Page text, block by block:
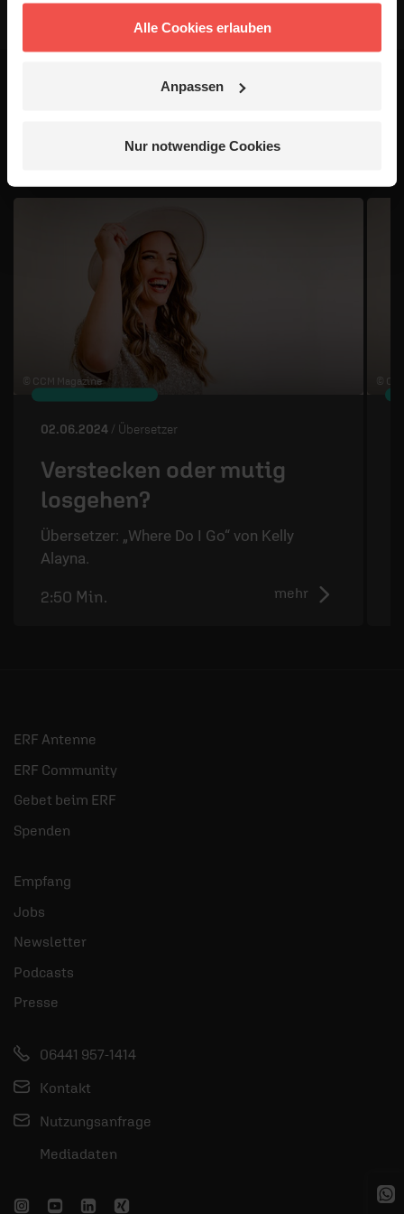
Alle Cookies erlauben
Anpassen
Nur notwendige Cookies
interessieren
© CCM Magazine
02.06.2024 / Übersetzer
Verstecken oder mutig
losgehen?
Übersetzer: „Where Do I Go“ von Kelly
Alayna.
mehr
2:50 Min.
©
ERF Antenne
ERF Community
Gebet beim ERF
Spenden
Empfang
Jobs
Newsletter
Podcasts
Presse
06441 957-1414
Kontakt
Nutzungsanfrage
Mediadaten